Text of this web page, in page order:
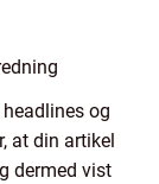
og
at din artikel
dermed vist